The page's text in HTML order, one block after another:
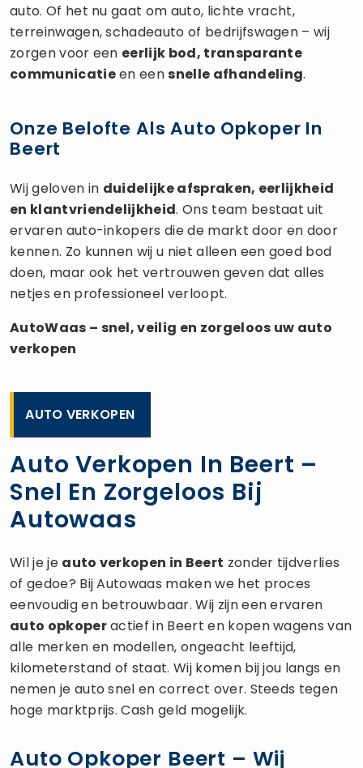
auto. Of het nu gaat om auto, lichte vracht,
terreinwagen, schadeauto of bedrijfswagen – wij
zorgen voor een eerlijk bod, transparante
communicatieen eensnelle afhandeling.
Onze Belofte Als Auto Opkoper In
Beert
Wij geloven in duidelijke afspraken, eerlijkheid
en klantvriendelijkheid. Ons team bestaat uit
ervaren auto-inkopers die de markt door en door
kennen. Zo kunnen wij u niet alleen een goed bod
doen, maar ook het vertrouwen geven dat alles
netjes en professioneel verloopt.
AutoWaas – snel, veilig en zorgeloos uw auto
verkopen
AUTO VERKOPEN
Auto Verkopen In Beert –
Snel En Zorgeloos Bij
Autowaas
Wil je je auto verkopen in Beert zonder tijdverlies
of gedoe? Bij Autowaas maken we het proces
eenvoudig en betrouwbaar. Wij zijn een ervaren
auto opkoperactief in Beert en kopen wagens van
alle merken en modellen, ongeacht leeftijd,
kilometerstand of staat. Wij komen bij jou langs en
nemen je auto snel en correct over. Steeds tegen
hoge marktprijs. Cash geld mogelijk.
Auto Opkoper Beert – Wij